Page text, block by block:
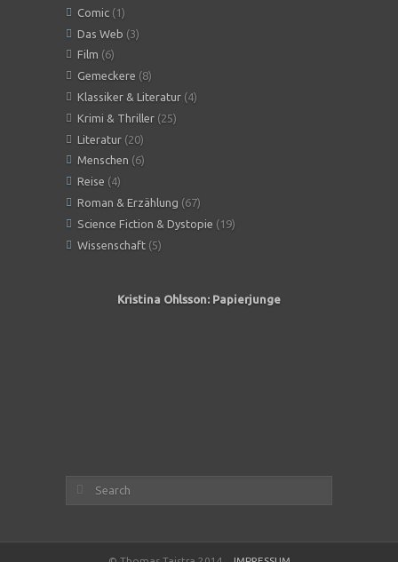
Comic (1)
Das Web (3)
Film (6)
Gemeckere (8)
Klassiker & Literatur (4)
Krimi & Thriller (25)
Literatur (20)
Menschen (6)
Reise (4)
Roman & Erzählung (67)
Science Fiction & Dystopie (19)
Wissenschaft (5)
Kristina Ohlsson: Papierjunge